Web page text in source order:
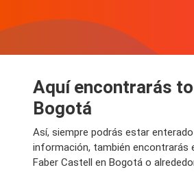
Aquí encontrarás
Bogotá
Así, siempre podrás estar
información, también encontrarás
Faber Castell en Bogotá o